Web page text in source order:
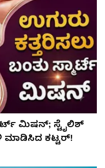
ಮಿಷನ್; ಸ್ಟೈಲಿಶ್
ಮಾಡಿಸಿದ ಕಟ್ಟರ್!